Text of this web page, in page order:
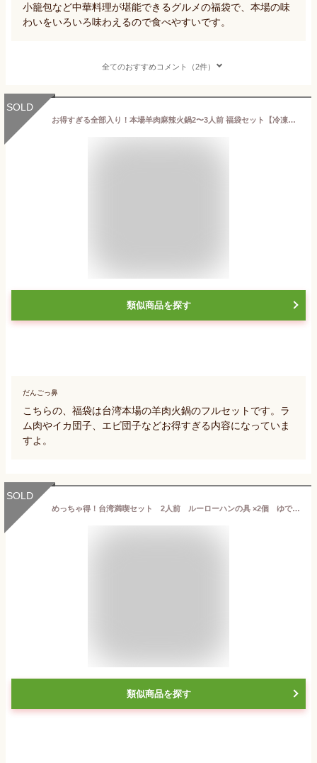
小籠包など中華料理が堪能できるグルメの福袋で、本場の味
わいをいろいろ味わえるので食べやすいです。
全てのおすすめコメント（2件）
SOLD
お得すぎる全部入り！本場羊肉麻辣火鍋2〜3人前 福袋セット【冷凍便送料無料】ラム 肉 しゃぶしゃぶ 鍋 火鍋 ラムしゃぶ/焼しゃぶ しゃぶしゃぶ用 スライス いか団子 えび団子 魚卵団子 ラーメン付き 羊肉 羊肉炉 ラム マトン 麻辣火鍋 羊肉 火鍋 台湾 小 集
類似商品を探す
だんごっ鼻
こちらの、福袋は台湾本場の羊肉火鍋のフルセットです。ラ
ム肉やイカ団子、エビ団子などお得すぎる内容になっていま
すよ。
SOLD
めっちゃ得！台湾満喫セット 2人前 ルーローハンの具 ×2個 ゆでる小籠包 4個 イカ団子4個 鶏がらスープ10g 葱パイ 2枚 台湾カステラ1個【クール便送料無料】 中華食品 台湾食品 台湾物産館 台湾お土産 台湾 台湾祭台湾 小 祭
類似商品を探す